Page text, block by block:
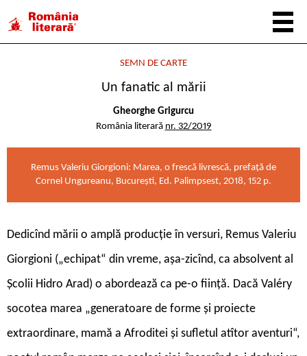
SEMN DE CARTE
Un fanatic al mării
Gheorghe Grigurcu
România literară nr. 32/2019
Remus Valeriu Giorgioni: Marea, o frescă livrescă, prefață de
Cornel Ungureanu, București, Ed. Palimpsest, 2018, 152 p.
Dedicînd mării o amplă producție în versuri, Remus Valeriu
Giorgioni („echipat“ din vreme, așa-zicînd, ca absolvent al
Școlii Hidro Arad) o abordează ca pe-o ființă. Dacă Valéry
socotea marea „generatoare de forme și proiecte
extraordinare, mamă a Afroditei și sufletul atîtor aventuri“,